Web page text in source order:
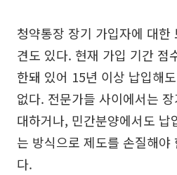
청약통장 장기 가입자에 대한
견도 있다. 현재 가입 기간 점
한돼 있어 15년 이상 납입해
없다. 전문가들 사이에서는
대하거나, 민간분양에서도 납
는 방식으로 제도를 손질해야
다.